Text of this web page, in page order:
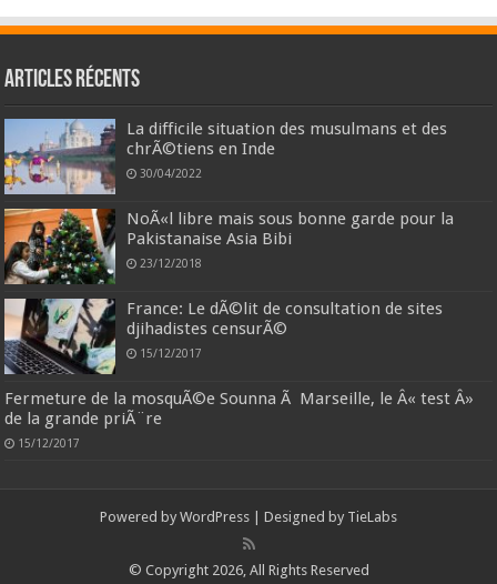
Articles récents
La difficile situation des musulmans et des
chrÃ©tiens en Inde
30/04/2022
NoÃ«l libre mais sous bonne garde pour la
Pakistanaise Asia Bibi
23/12/2018
France: Le dÃ©lit de consultation de sites
djihadistes censurÃ©
15/12/2017
Fermeture de la mosquÃ©e Sounna Ã Marseille, le Â« test Â»
de la grande priÃ¨re
15/12/2017
Powered by WordPress | Designed by TieLabs
© Copyright 2026, All Rights Reserved